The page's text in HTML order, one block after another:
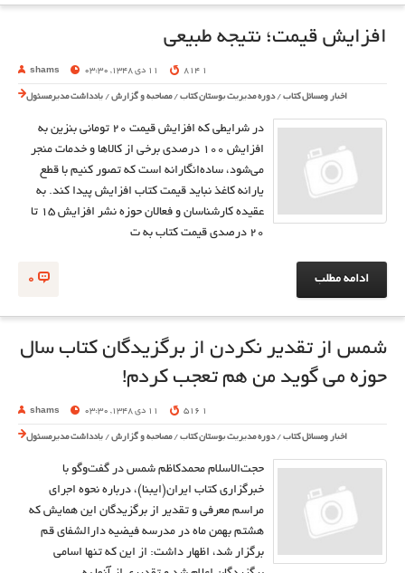
افزایش قیمت؛ نتیجه طبیعی
shams 11 دی 1348, 03:30 1 814
اخبار ومسائل کتاب /دوره مدیریت بوستان کتاب /مصاحبه و گزارش / یادداشت مدیرمسئول
در شرایطی که افزایش قیمت 20 تومانی بنزین به
افزایش 100 درصدی برخی از کالاها و خدمات منجر
می‌شود، ساده‌انگارانه است که تصور کنیم با قطع
یارانه کاغذ نباید قیمت کتاب افزایش پیدا کند. به
عقیده کارشناسان و فعالان حوزه نشر افزایش 15 تا
20 درصدی قیمت کتاب به ت
0 ادامه مطلب
شمس از تقدير نكردن از برگزيدگان كتاب سال
حوزه می گويد من هم تعجب كردم!
shams 11 دی 1348, 03:30 1 516
اخبار ومسائل کتاب /دوره مدیریت بوستان کتاب /مصاحبه و گزارش / یادداشت مدیرمسئول
حجت‌الاسلام محمدكاظم شمس در گفت‌وگو با
خبرگزاري كتاب ايران(ايبنا)، درباره نحوه اجراي
مراسم معرفي و تقدير از برگزيدگان اين همايش كه
هشتم بهمن ماه در مدرسه فيضيه دارالشفاي قم
برگزار شد، اظهار داشت: از اين كه تنها اسامي